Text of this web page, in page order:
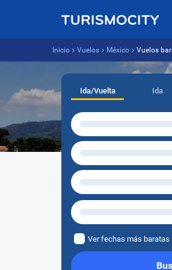
Inicio Vuelos México Vuelos
Ida/Vuelta Ida
Ver fechas más baratas